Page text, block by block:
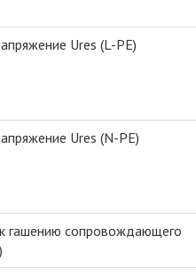
Ures (L-PE)
Ures (N-PE)
гашению сопровождающего